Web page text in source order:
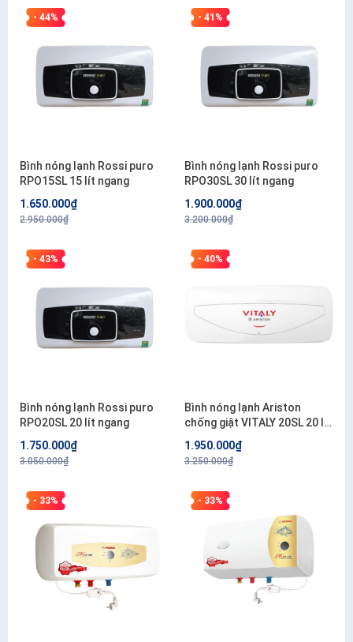
- 44%
Bình nóng lạnh Rossi puro
RPO15SL 15 lít ngang
1.650.000₫
2.950.000₫
- 41%
Bình nóng lạnh Rossi puro
RPO30SL 30 lít ngang
1.900.000₫
3.200.000₫
- 43%
Bình nóng lạnh Rossi puro
RPO20SL 20 lít ngang
1.750.000₫
3.050.000₫
- 40%
Bình nóng lạnh Ariston
chống giật VITALY 20SL 20 lít
1.950.000₫
3.250.000₫
- 33% - 33%